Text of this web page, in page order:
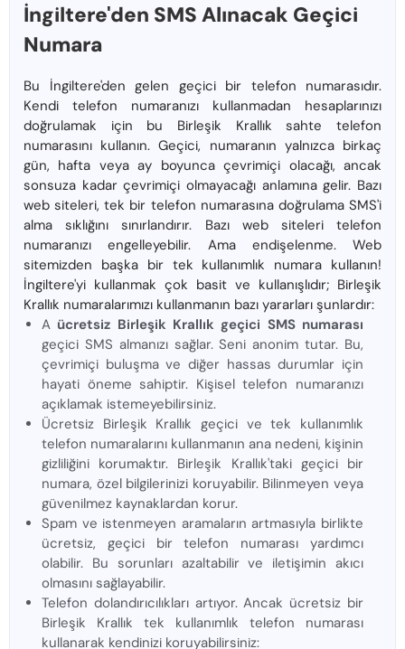
İngiltere'den SMS Alınacak Geçici
Numara
Bu İngiltere'den gelen geçici bir telefon numarasıdır.
Kendi telefon numaranızı kullanmadan hesaplarınızı
doğrulamak için bu Birleşik Krallık sahte telefon
numarasını kullanın. Geçici, numaranın yalnızca birkaç
gün, hafta veya ay boyunca çevrimiçi olacağı, ancak
sonsuza kadar çevrimiçi olmayacağı anlamına gelir. Bazı
web siteleri, tek bir telefon numarasına doğrulama SMS'i
alma sıklığını sınırlandırır. Bazı web siteleri telefon
numaranızı engelleyebilir. Ama endişelenme. Web
sitemizden başka bir tek kullanımlık numara kullanın!
İngiltere'yi kullanmak çok basit ve kullanışlıdır; Birleşik
Krallık numaralarımızı kullanmanın bazı yararları şunlardır:
A ücretsiz Birleşik Krallık geçici SMS numarası
geçici SMS almanızı sağlar. Seni anonim tutar. Bu,
çevrimiçi buluşma ve diğer hassas durumlar için
hayati öneme sahiptir. Kişisel telefon numaranızı
açıklamak istemeyebilirsiniz.
Ücretsiz Birleşik Krallık geçici ve tek kullanımlık
telefon numaralarını kullanmanın ana nedeni, kişinin
gizliliğini korumaktır. Birleşik Krallık'taki geçici bir
numara, özel bilgilerinizi koruyabilir. Bilinmeyen veya
güvenilmez kaynaklardan korur.
Spam ve istenmeyen aramaların artmasıyla birlikte
ücretsiz, geçici bir telefon numarası yardımcı
olabilir. Bu sorunları azaltabilir ve iletişimin akıcı
olmasını sağlayabilir.
Telefon dolandırıcılıkları artıyor. Ancak ücretsiz bir
Birleşik Krallık tek kullanımlık telefon numarası
kullanarak kendinizi koruyabilirsiniz: